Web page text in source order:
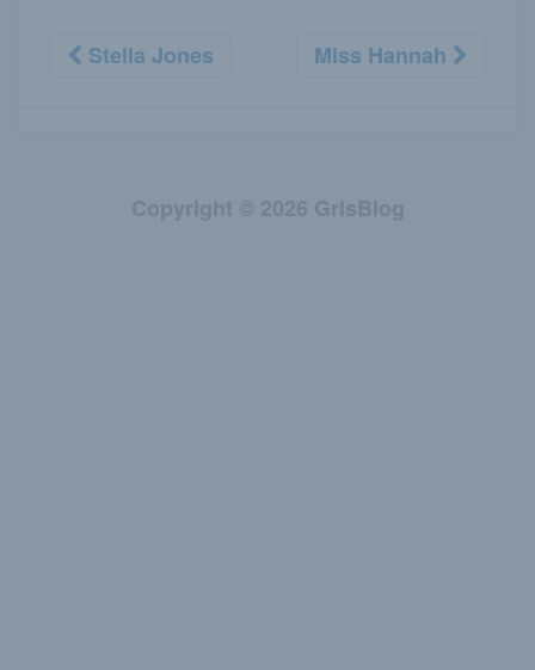
Stella Jones Miss Hannah